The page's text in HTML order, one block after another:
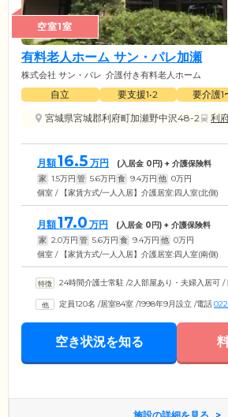
空室1室
有料老人ホーム サン・パレ加瀬
株式会社 サン・パレ 介護付き有料老人ホーム
自立 要支援1•2 要介護1
宮城県宮城郡利府町加瀬野中沢48-2
利
月額16.5 万円 (入居金 0円) + 介護保険料
家 1.5万円 管 5.6万円 食 9.4万円 他 0万円
個室 / 【家賃方式/一人入居】介護居室:四人室(北側)
月額17.0 万円 (入居金 0円) + 介護保険料
家 2.0万円 管 5.6万円 食 9.4万円 他 0万円
個室 / 【家賃方式/一人入居】介護居室:四人室(南側)
24時間介護士常駐 /2人部屋あり・夫婦入居可 /
定員120名 /居室84室 /1998年9月設立 /電話
空き状況を知る